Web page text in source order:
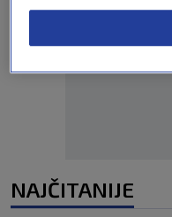
NAJČITANIJE